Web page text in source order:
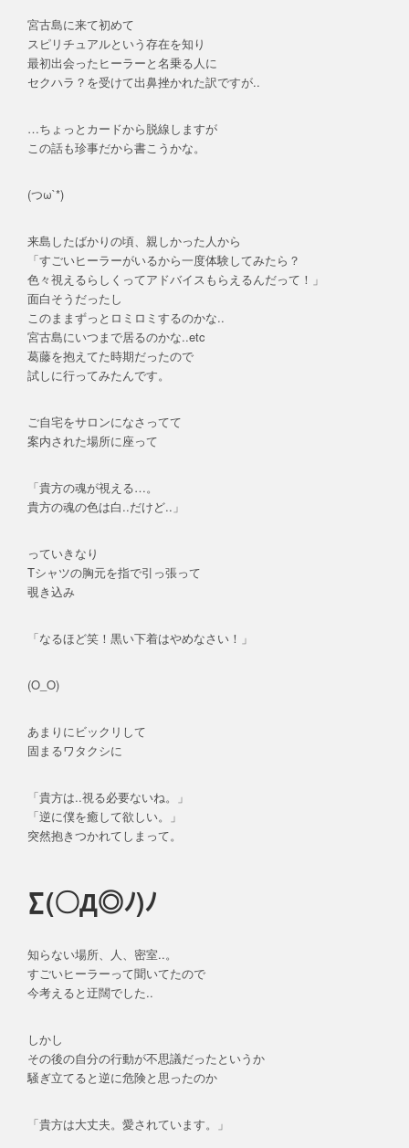
宮古島に来て初めて
スピリチュアルという存在を知り
最初出会ったヒーラーと名乗る人に
セクハラ？を受けて出鼻挫かれた訳ですが..
…ちょっとカードから脱線しますが
この話も珍事だから書こうかな。
(つω`*)
来島したばかりの頃、親しかった人から
「すごいヒーラーがいるから一度体験してみたら？
色々視えるらしくってアドバイスもらえるんだって！」
面白そうだったし
このままずっとロミロミするのかな..
宮古島にいつまで居るのかな..etc
葛藤を抱えてた時期だったので
試しに行ってみたんです。
ご自宅をサロンになさってて
案内された場所に座って
「貴方の魂が視える…。
貴方の魂の色は白..だけど..」
っていきなり
Tシャツの胸元を指で引っ張って
覗き込み
「なるほど笑！黒い下着はやめなさい！」
(O_O)
あまりにビックリして
固まるワタクシに
「貴方は..視る必要ないね。」
「逆に僕を癒して欲しい。」
突然抱きつかれてしまって。
∑(〇Д◎ﾉ)ﾉ
知らない場所、人、密室..。
すごいヒーラーって聞いてたので
今考えると迂闊でした..
しかし
その後の自分の行動が不思議だったというか
騒ぎ立てると逆に危険と思ったのか
「貴方は大丈夫。愛されています。」